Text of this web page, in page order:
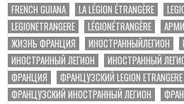
FRENCH GUIANA
LA LÉGION ÉTRANGÈRE
LEGIONETRANGERE
LÉGIONÉTRANGÈRE
ЖИЗНЬ ФРАНЦИЯ
ИНОСТРАННЫЙЛЕГИОН
ИНОСТРАННЫЙ ЛЕГИОН
ИНОСТРАННЫЙ
ФРАНЦИЯ
ФРАНЦУЗСКИЙ LEGION ETRANGERE
ФРАНЦУЗСКИЙ ИНОСТРАННЫЙ ЛЕГИОН